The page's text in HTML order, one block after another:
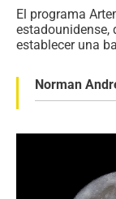
El programa
estadounidense,
establecer una
Norman